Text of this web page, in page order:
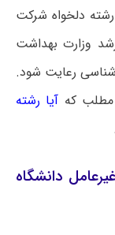
دلخواه شرکت
وزارت بهداشت
رعایت شود.
که آیا رشته
دانشگاه